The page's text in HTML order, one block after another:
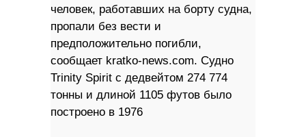
человек, работавших на борту судна,
пропали без вести и
предположительно погибли,
сообщает kratko-news.com. Судно
Trinity Spirit с дедвейтом 274 774
тонны и длиной 1105 футов было
построено в 1976